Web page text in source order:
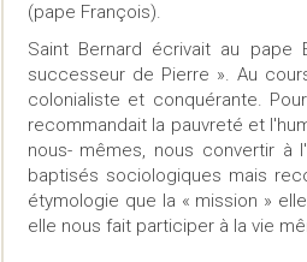
(pape François).
Saint Bernard écrivait au
successeur de Pierre ». Au
colonialiste et conquérante.
recommandait la pauvreté et
nous- mêmes, nous convertir à
baptisés sociologiques mais
étymologie que la « mission »
elle nous fait participer à la vie